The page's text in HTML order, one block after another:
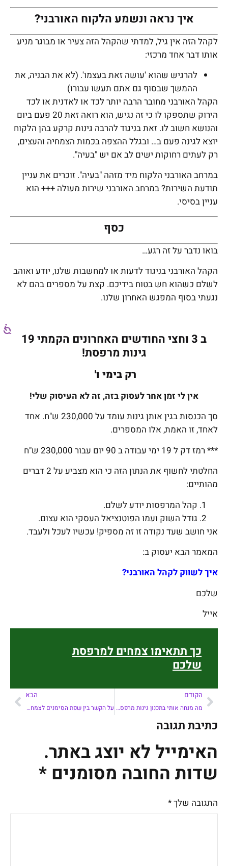
איך נראה ונשמע הלקוח האורבני?
לקהל הזה אין גיל, למדתי שהקהל הזה צעיר או מבוגר מניע
אותו דבר אחד מרכזי:
להרגיש שהוא 'עושה זאת בעצמו'. (לא את הבניה, את
ההמשך שבסוף גם אתם תעשו עבורו)
הקהל האורבני מחובר הרבה יותר לכד או לאדנית או לכד
הירוק שתספקו לו כי זה נגיש, הוא רואה זאת 20 פעם ביום
והנושא חשוב לו. זאת בניגוד להרבה גינות קרקע בהן הלקוח
יוצא לגינה פעם ב… ובגלל ההצפה בכמות הצמחיה והעצים,
רק לעתים רחוקות ישים לב אם יש "בעיה".
במרחב האורבני הלקוח מיד מזהה "בעיה". זוכרים את עניין
תודעת השירות? במרחב האורבני שירות מעולה +++ הוא
עניין בסיסי.
כסף
בואו נדבר על זה רגע…
הקהל האורבני בניגוד לדעות או למחשבות שלנו, יודע ואוהב
לשלם כשהוא חש בטוח בידיכם. קצת על מספרים בהם לא
נגעתי בסוף המפגש האחרון שלנו.
ב 3 וחצי החודשים האחרונים הקמתי 19
גינות מרפסת!
רק בימי ו'
אין לי זמן אחר לעסוק בזה, זה לא העיסוק שלי!
סך הכנסות בגין אותן גינות עומד על 230,000 ש"ח. אחד
לאחד, זו האמת, אלו המספרים.
*** רמז דק ל 19 ימי עבודה ב 90 יום עבור 230,000 ש"ח
החלטתי לחשוף את הנתון הזה כי הוא מצביע על 2 דברים
מהותיים:
קהל המרפסות יודע לשלם.
גודל השוק ועמו הפוטנציאל העסקי הוא עצום.
אני חושב שעד נקודה זו זה מספיק! עכשיו לעכל ולעבד.
המאמר הבא יעסוק ב:
איך לשווק לקהל האורבני?
שלכם
אייל
כך תתאימו צמחים למרפסת
שלכם
הקודם
מה מנחה אותי בתכנון גינות מרפסת?
הבא
על הקשר בין שפת הסימנים לצמחים –
כתיבת תגובה
האימייל לא יוצג באתר.
שדות החובה מסומנים *
התגובה שלך*